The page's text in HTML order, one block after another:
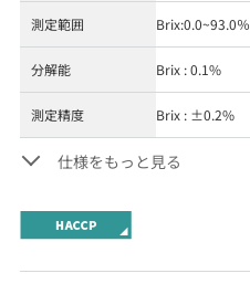
測定範囲 Brix:0.0~93.0％
分解能 Brix : 0.1%
測定精度 Brix : ±0.2%
仕様をもっと見る